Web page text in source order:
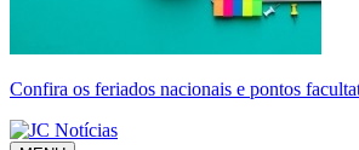
Confira os feriados nacionais e pontos